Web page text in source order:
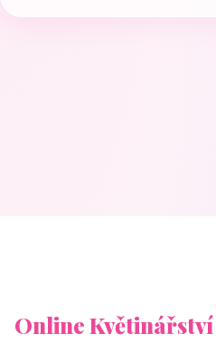
Online Květinářství